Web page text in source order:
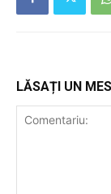
LĂSAȚI UN